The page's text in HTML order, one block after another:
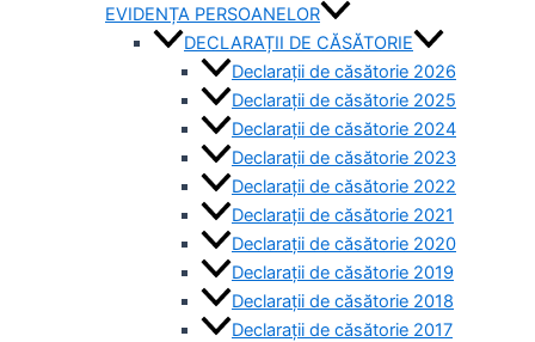
EVIDENȚA PERSOANELOR
DECLARAȚII DE CĂSĂTORIE
Declarații de căsătorie 2026
Declarații de căsătorie 2025
Declarații de căsătorie 2024
Declarații de căsătorie 2023
Declarații de căsătorie 2022
Declarații de căsătorie 2021
Declarații de căsătorie 2020
Declarații de căsătorie 2019
Declarații de căsătorie 2018
Declarații de căsătorie 2017